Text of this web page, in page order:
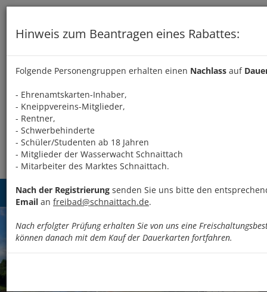
Hinweis zum Beantragen eines Rabattes:
Folgende Personengruppen erhalten einen Nachlass auf
- Ehrenamtskarten-Inhaber,
- Kneippvereins-Mitglieder,
- Rentner,
- Schwerbehinderte
- Schüler/Studenten ab 18 Jahren
- Mitglieder der Wasserwacht Schnaittach
- Mitarbeiter des Marktes Schnaittach.
Nach der Registrierung senden Sie uns bitte den
Email an freibad@schnaittach.de.
Nach erfolgter Prüfung erhalten Sie von uns eine
können danach mit dem Kauf der Dauerkarten fortfahren.